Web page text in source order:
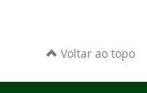
Voltar ao topo